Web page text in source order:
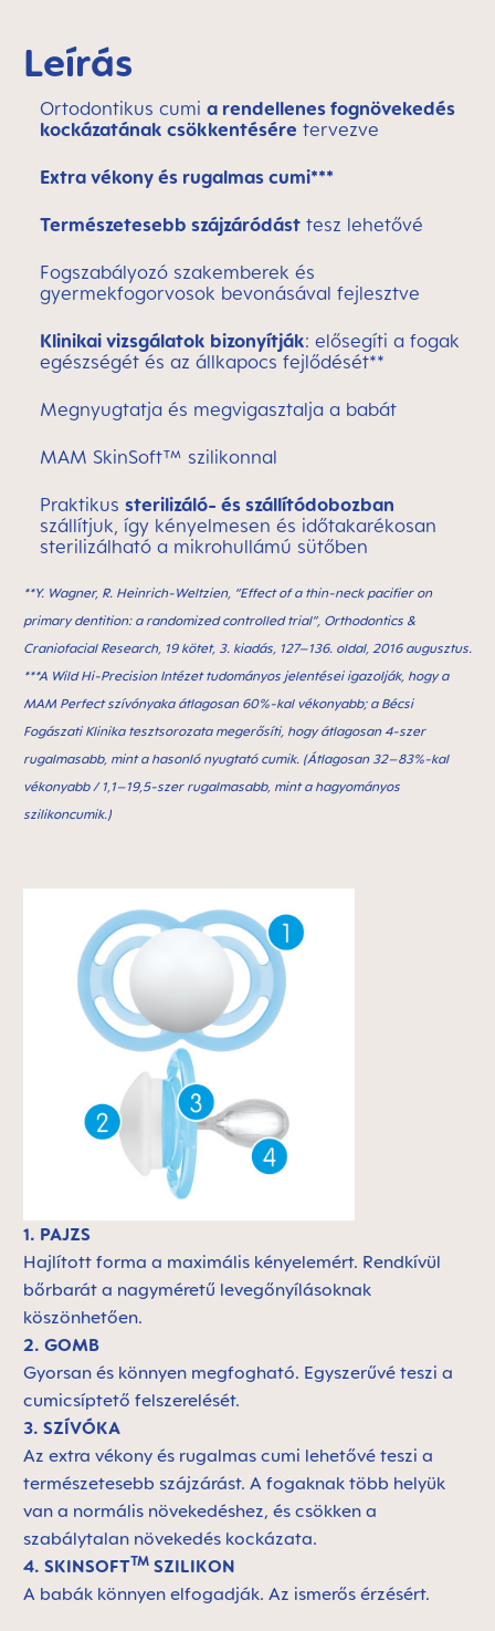
Leírás
Ortodontikus cumi a rendellenes fognövekedés
kockázatának csökkentésére tervezve
Extra vékony és rugalmas cumi***
Természetesebb szájzáródást tesz lehetővé
Fogszabályozó szakemberek és
gyermekfogorvosok bevonásával fejlesztve
Klinikai vizsgálatok bizonyítják: elősegíti a fogak
egészségét és az állkapocs fejlődését**
Megnyugtatja és megvigasztalja a babát
MAM SkinSoft™ szilikonnal
Praktikus sterilizáló- és szállítódobozban
szállítjuk, így kényelmesen és időtakarékosan
sterilizálható a mikrohullámú sütőben
**Y. Wagner, R. Heinrich-Weltzien, “Effect of a thin-neck paciﬁer on
primary dentition: a randomized controlled trial”, Orthodontics &
Craniofacial Research, 19 kötet, 3. kiadás, 127–136. oldal, 2016 augusztus.
***A Wild Hi-Precision Intézet tudományos jelentései igazolják, hogy a
MAM Perfect szívónyaka átlagosan 60%-kal vékonyabb; a Bécsi
Fogászati Klinika tesztsorozata megerősíti, hogy átlagosan 4-szer
rugalmasabb, mint a hasonló nyugtató cumik. (Átlagosan 32–83%-kal
vékonyabb / 1,1–19,5-szer rugalmasabb, mint a hagyományos
szilikoncumik.)
1. PAJZS
Hajlított forma a maximális kényelemért. Rendkívül
bőrbarát a nagyméretű levegőnyílásoknak
köszönhetően.
2. GOMB
Gyorsan és könnyen megfogható. Egyszerűvé teszi a
cumicsíptető felszerelését.
3. SZÍVÓKA
Az extra vékony és rugalmas cumi lehetővé teszi a
természetesebb szájzárást. A fogaknak több helyük
van a normális növekedéshez, és csökken a
szabálytalan növekedés kockázata.
4. SKINSOFTTM SZILIKON
A babák könnyen elfogadják. Az ismerős érzésért.